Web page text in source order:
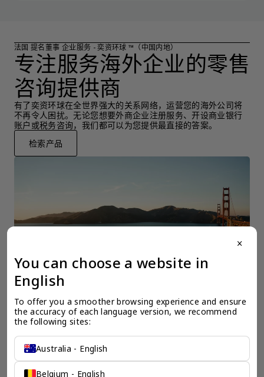
法国 提名董事 企业服务 - 奕资环球 ™（中国内地）
专注服务海外企业的零售
咨询提供商
有了奕资环球在全世界强大的关系网络，运营您的海外公司将
不再令人困扰。无论您想要外商企业注册服务、开设商业银行
账户或税务咨询，我们都可以为您提供最直接的答案。
检索产品
一个全服务咨询公司为您
close
You can choose a website in
English
To offer you a smoother browsing experience and ensure
the accuracy of each language version, we recommend
the following sites:
Australia - English
Belgium - English